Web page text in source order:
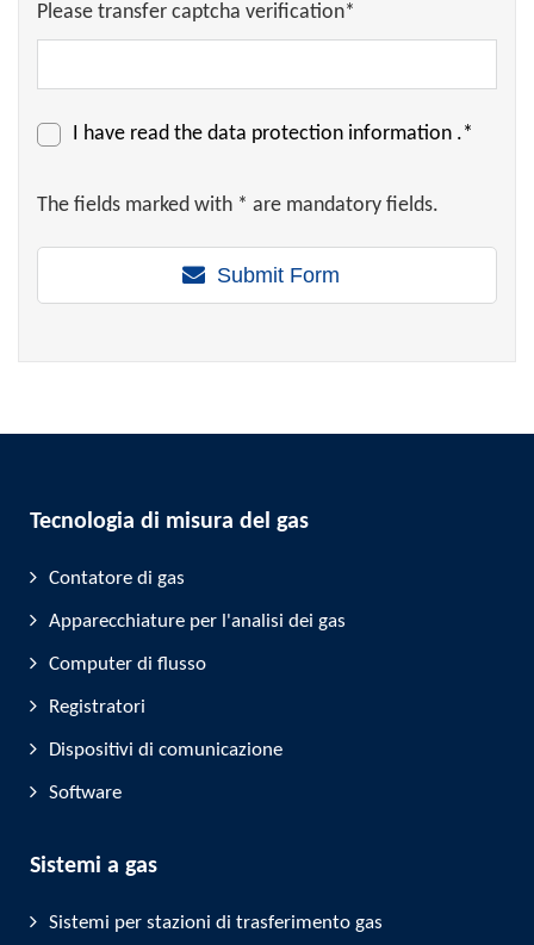
Please transfer captcha verification*
I have read the data protection information .*
The fields marked with * are mandatory fields.
Submit Form
Tecnologia di misura del gas
Contatore di gas
Apparecchiature per l'analisi dei gas
Computer di flusso
Registratori
Dispositivi di comunicazione
Software
Sistemi a gas
Sistemi per stazioni di trasferimento gas